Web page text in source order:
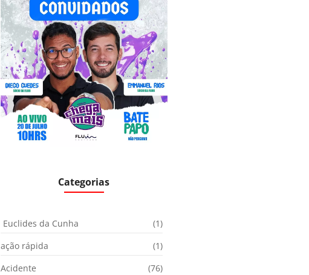
Categorias
Euclides da Cunha
(1)
ação rápida
(1)
Acidente
(76)